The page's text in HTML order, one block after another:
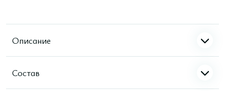
Описание
Состав